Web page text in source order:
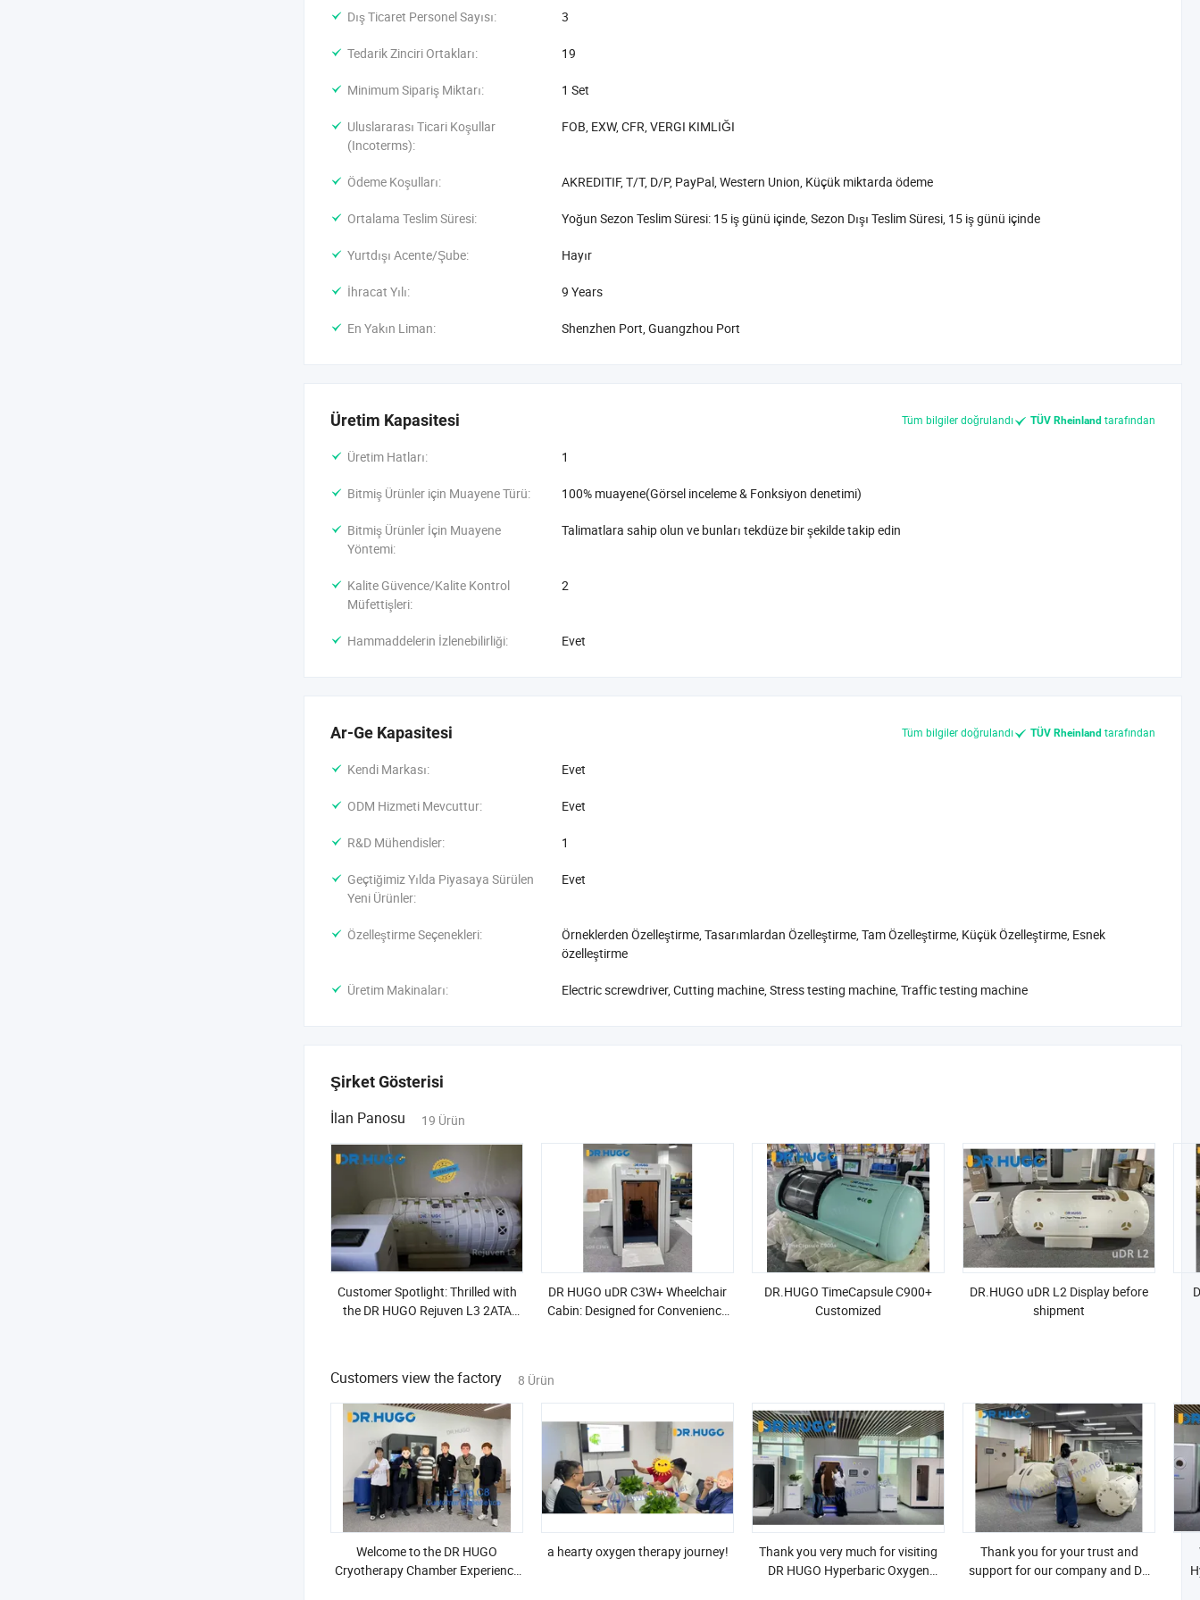
- Kapsül Stili sert hiperbarik oksijen odaları
- çeşitli şekiller Ekonomik yumuşak gövdeli hiperbarik oksijen odaları
- Veterinary sert hiperbarik oksijen odaları
Dış Ticaret Personel Sayısı: 3
Tedarik Zinciri Ortakları: 19
Minimum Sipariş Miktarı: 1 Set
Uluslararası Ticari Koşullar
(Incoterms):
FOB, EXW, CFR, VERGI KIMLIĞI
Ödeme Koşulları: AKREDITIF, T/T, D/P, PayPal, Western Union, Küçük miktarda ödeme
Ortalama Teslim Süresi: Yoğun Sezon Teslim Süresi: 15 iş günü içinde, Sezon Dışı Teslim Süresi, 15 iş günü içinde
Yurtdışı Acente/Şube: Hayır
İhracat Yılı: 9 Years
En Yakın Liman: Shenzhen Port, Guangzhou Port
Üretim Kapasitesi Tüm bilgiler doğrulandı TÜV Rheinland tarafından
Üretim Hatları: 1
Bitmiş Ürünler için Muayene Türü: 100% muayene(Görsel inceleme & Fonksiyon denetimi)
Bitmiş Ürünler İçin Muayene
Yöntemi:
Talimatlara sahip olun ve bunları tekdüze bir şekilde takip edin
Kalite Güvence/Kalite Kontrol
Müfettişleri:
2
Hammaddelerin İzlenebilirliği: Evet
Ar-Ge Kapasitesi Tüm bilgiler doğrulandı TÜV Rheinland tarafından
Kendi Markası: Evet
ODM Hizmeti Mevcuttur: Evet
R&D Mühendisler: 1
Geçtiğimiz Yılda Piyasaya Sürülen
Yeni Ürünler:
Evet
Özelleştirme Seçenekleri:
Örneklerden Özelleştirme, Tasarımlardan Özelleştirme, Tam Özelleştirme, Küçük Özelleştirme, Esnek
özelleştirme
Üretim Makinaları: Electric screwdriver, Cutting machine, Stress testing machine, Traffic testing machine
Şirket Gösterisi
İlan Panosu 19 Ürün
Customer Spotlight: Thrilled with
the DR HUGO Rejuven L3 2ATA
DR HUGO uDR C3W+ Wheelchair
Cabin: Designed for Convenience
DR.HUGO TimeCapsule C900+
Customized
DR.HUGO uDR L2 Display before
shipment
Customers view the factory 8 Ürün
Welcome to the DR HUGO
Cryotherapy Chamber Experience
a hearty oxygen therapy journey!
Thank you very much for visiting
DR HUGO Hyperbaric Oxygen
Thank you for your trust and
support for our company and DR